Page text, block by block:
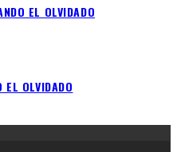
EL OLVIDADO
EL OLVIDADO